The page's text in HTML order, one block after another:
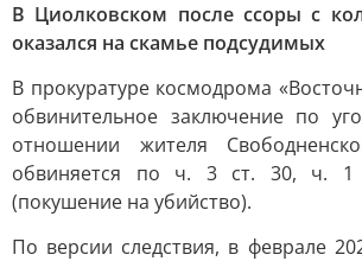
В Циолковском после ссоры с
оказался на скамье подсудимых
В прокуратуре космодрома
обвинительное заключение по
отношении жителя
обвиняется по ч. 3 ст. 30, ч.
(покушение на убийство).
По версии следствия, в феврале